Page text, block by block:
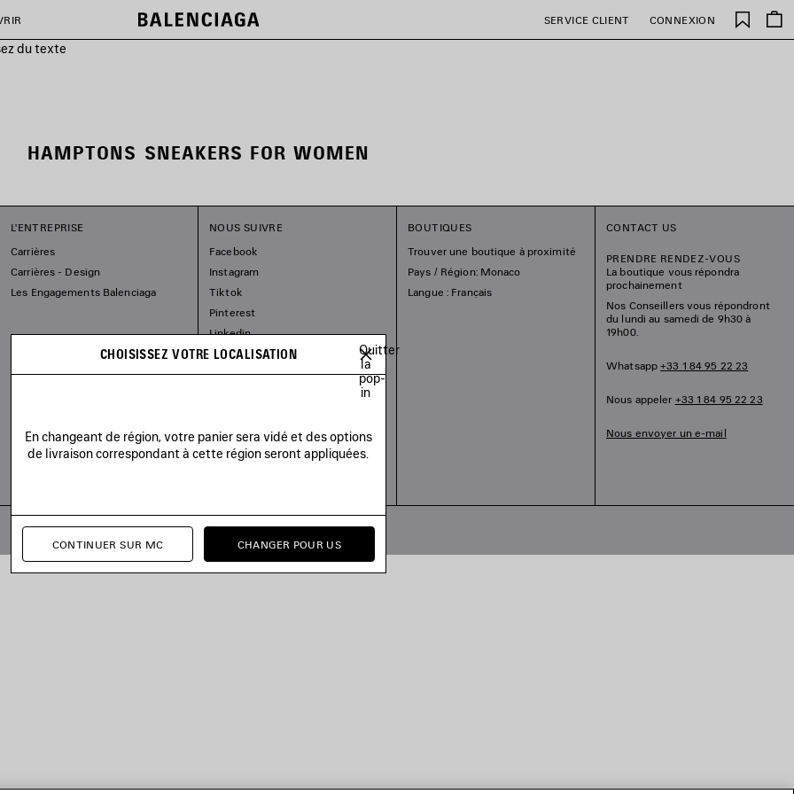
SERVICE CLIENT CONNEXION
du texte
HAMPTONS SNEAKERS FOR WOMEN
L'ENTREPRISE
Carrières
Carrières - Design
Les Engagements Balenciaga
NOUS SUIVRE
Facebook
Instagram
Tiktok
Pinterest
Linkedin
Substack
BOUTIQUES
Trouver une boutique à proximité
Pays / Région: Monaco
Langue : Français
CONTACT US
PRENDRE RENDEZ-VOUS
La boutique vous répondra
prochainement
Nos Conseillers vous répondront
du lundi au samedi de 9h30 à
19h00.
Whatsapp+33 1 84 95 22 23
Nous appeler +33 1 84 95 22 23
Nous envoyer un e-mail
© 2026 Balenciaga
CHOISISSEZ VOTRE LOCALISATION
Quitter
la
pop-
in
En changeant de région, votre panier sera vidé et des options
de livraison correspondant à cette région seront appliquées.
CONTINUER SUR MC CHANGER POUR US